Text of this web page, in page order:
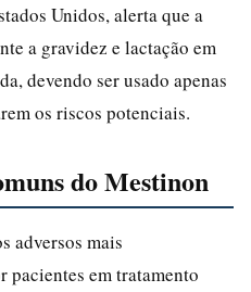
Unidos, alerta que a
a gravidez e lactação em
devendo ser usado apenas
os riscos potenciais.
do Mestinon
adversos mais
pacientes em tratamento